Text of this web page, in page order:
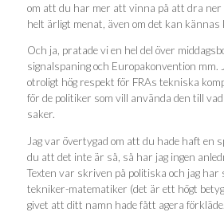
om att du har mer att vinna på att dra ner
helt ärligt menat, även om det kan kännas
Och ja, pratade vi en hel del över
signalspaning och Europakonvention mm.
otroligt hög respekt för FRAs tekniska
för de politiker som vill använda den till
saker.
Jag var övertygad om att du hade haft en
du att det inte är så, så har jag ingen
Texten var skriven på politiska och jag har
tekniker-matematiker (det är ett högt
givet att ditt namn hade fått agera förkläde.